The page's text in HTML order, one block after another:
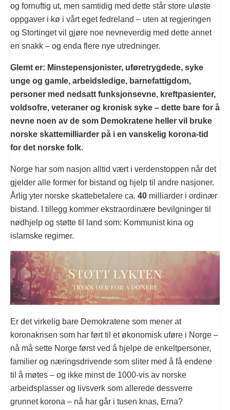
og fornuftig ut, men samtidig med dette står store uløste
oppgaver i kø i vårt eget fedreland – uten at regjeringen
og Stortinget vil gjøre noe nevneverdig med dette annet
en snakk – og enda flere nye utredninger.
Glemt er: Minstepensjonister, uføretrygdede, syke
unge og gamle, arbeidsledige, barnefattigdom,
personer med nedsatt funksjonsevne, kreftpasienter,
voldsofre, veteraner og kronisk syke – dette bare for å
nevne noen av de som Demokratene heller vil bruke
norske skattemilliarder på i en vanskelig korona-tid
for det norske folk.
Norge har som nasjon alltid vært i verdenstoppen når det
gjelder alle former for bistand og hjelp til andre nasjoner.
Årlig yter norske skattebetalere ca. 40 milliarder i ordinær
bistand. I tillegg kommer ekstraordinære bevilgninger til
nødhjelp og støtte til land som: Kommunist kina og
islamske regimer.
Er det virkelig bare Demokratene som mener at
koronakrisen som har ført til et økonomisk uføre i Norge –
nå må sette Norge først ved å hjelpe de enkeltpersoner,
familier og næringsdrivende som sliter med å få endene
til å møtes – og ikke minst de 1000-vis av norske
arbeidsplasser og livsverk som allerede dessverre
grunnet korona – nå har går i tusen knas, Erna?